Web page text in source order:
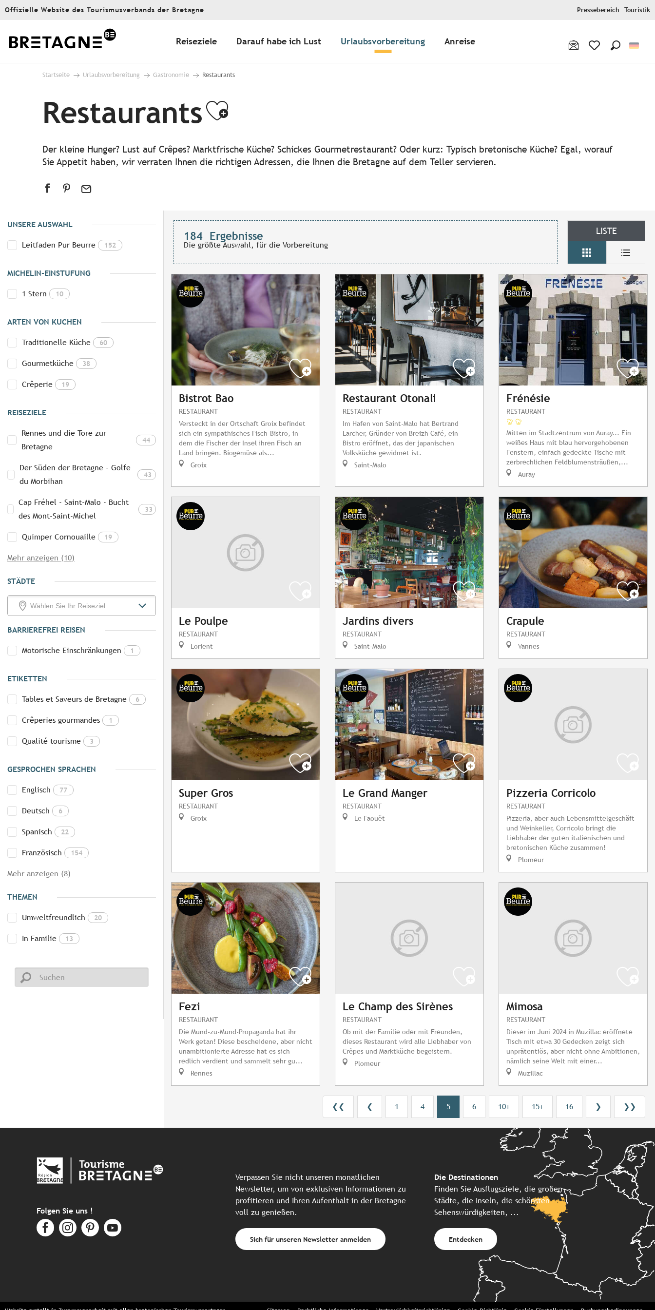
Aller
principal
Offizielle Website des Tourismusverbands der Bretagne Pressebereich Touristik
Reiseziele Darauf habe ich Lust Urlaubsvorbereitung Anreise
Startseite Urlaubsvorbereitung Gastronomie Restaurants
RestaurantsAjouter aux favoris
Der kleine Hunger? Lust auf Crêpes? Marktfrische Küche? Schickes Gourmetrestaurant? Oder kurz: Typisch bretonische Küche? Egal, worauf
Sie Appetit haben, wir verraten Ihnen die richtigen Adressen, die Ihnen die Bretagne auf dem Teller servieren.
UNSERE AUSWAHL
Leitfaden Pur Beurre 152
MICHELIN-EINSTUFUNG
1 Stern 10
ARTEN VON KÜCHEN
Traditionelle Küche 60
Gourmetküche 38
Crêperie 19
REISEZIELE
Rennes und die Tore zur
Bretagne
44
Der Süden der Bretagne - Golfe
du Morbihan
43
Cap Fréhel - Saint-Malo - Bucht
des Mont-Saint-Michel
33
Quimper Cornouaille 19
Mehr anzeigen (10)
STÄDTE
BARRIEREFREI REISEN
Motorische Einschränkungen 1
ETIKETTEN
Tables et Saveurs de Bretagne 6
Crêperies gourmandes 1
Qualité tourisme 3
GESPROCHEN SPRACHEN
Englisch 77
Deutsch 6
Spanisch 22
Französisch 154
Mehr anzeigen (8)
THEMEN
Umweltfreundlich 20
In Familie 13
184 Ergebnisse
Die größte Auswahl, für die Vorbereitung
LISTE
Bistrot Bao
RESTAURANT
Versteckt in der Ortschaft Groix befindet
sich ein sympathisches Fisch-Bistro, in
dem die Fischer der Insel ihren Fisch an
Land bringen. Biogemüse als...
Groix
Restaurant Otonali
RESTAURANT
Im Hafen von Saint-Malo hat Bertrand
Larcher, Gründer von Breizh Café, ein
Bistro eröffnet, das der japanischen
Volksküche gewidmet ist.
Saint-Malo
Frénésie
RESTAURANT
Mitten im Stadtzentrum von Auray... Ein
weißes Haus mit blau hervorgehobenen
Fenstern, einfach gedeckte Tische mit
zerbrechlichen Feldblumensträußen,...
Auray
Le Poulpe
RESTAURANT
Lorient
Jardins divers
RESTAURANT
Saint-Malo
Crapule
RESTAURANT
Vannes
Super Gros
RESTAURANT
Groix
Le Grand Manger
RESTAURANT
Le Faouët
Pizzeria Corricolo
RESTAURANT
Pizzeria, aber auch Lebensmittelgeschäft
und Weinkeller, Corricolo bringt die
Liebhaber der guten italienischen und
bretonischen Küche zusammen!
Plomeur
Fezi
RESTAURANT
Die Mund-zu-Mund-Propaganda hat ihr
Werk getan! Diese bescheidene, aber nicht
unambitionierte Adresse hat es sich
redlich verdient und sammelt sehr gu...
Rennes
Le Champ des Sirènes
RESTAURANT
Ob mit der Familie oder mit Freunden,
dieses Restaurant wird alle Liebhaber von
Crêpes und Marktküche begeistern.
Plomeur
Mimosa
RESTAURANT
Dieser im Juni 2024 in Muzillac eröffnete
Tisch mit etwa 30 Gedecken zeigt sich
unprätentiös, aber nicht ohne Ambitionen,
nämlich seine Welt mit einer...
Muzillac
❮❮ ❮ 1 4 5 6 10+ 15+ 16 ❯ ❯❯
Folgen Sie uns !
Verpassen Sie nicht unseren monatlichen
Newsletter, um von exklusiven Informationen zu
profitieren und Ihren Aufenthalt in der Bretagne
voll zu genießen.
Sich für unseren Newsletter anmelden
Die Destinationen
Finden Sie Ausflugsziele, die großen
Städte, die Inseln, die schönsten
Sehenswürdigkeiten, ...
Entdecken